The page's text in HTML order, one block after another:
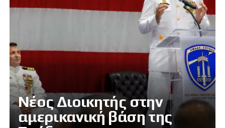
Νέος Διοικητής στην
αμερικανική βάση της